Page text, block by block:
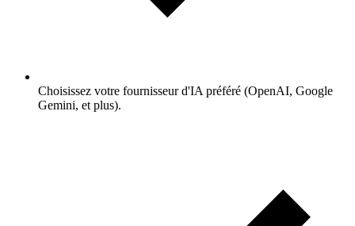
Choisissez votre fournisseur d'IA préféré (OpenAI, Google
Gemini, et plus).